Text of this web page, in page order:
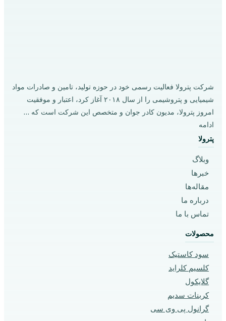
شرکت پترولا فعالیت رسمی خود در حوزه تولید، تامین و صادرات مواد
شیمیایی و پتروشیمی را از سال ۲۰۱۸ آغاز کرد، اعتبار و موفقیت
امروز پترولا، مدیون کادر جوان و متخصص این شرکت است که …
ادامه
پترولا
وبلاگ
خبرها
مقاله‌ها
درباره ما
تماس با ما
محصولات
سود کاستیک
کلسیم کلراید
گلایکول‌
کربنات سدیم
گرانول پی وی سی